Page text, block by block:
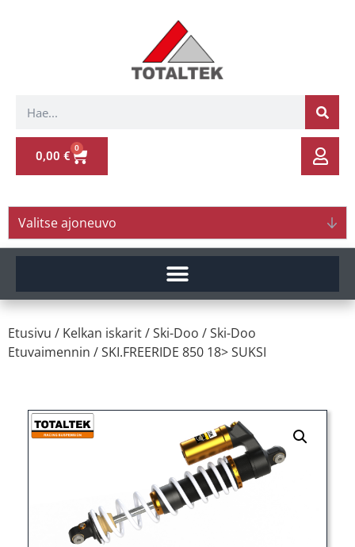
0,00 €
0
Valitse ajoneuvo
Etusivu / Kelkan iskarit/Ski-Doo /Ski-Doo
Etuvaimennin / SKI.FREERIDE 850 18> SUKSI